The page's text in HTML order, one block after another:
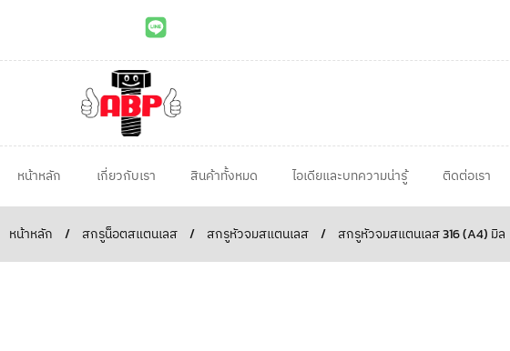
หน้าหลัก เกี่ยวกับเรา สินค้าทั้งหมด ไอเดียและบทความน่ารู้ ติดต่อเรา
หน้าหลัก / สกรูน็อตสแตนเลส / สกรูหัวจมสแตนเลส / สกรูหัวจมสแตนเลส 316 (A4) มิล